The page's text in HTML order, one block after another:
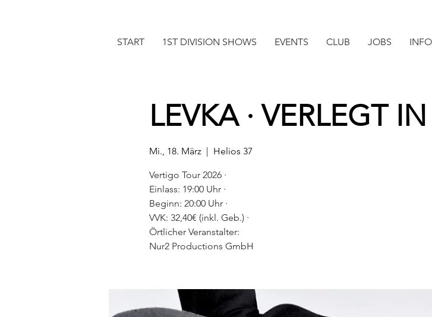
START 1ST DIVISION SHOWS EVENTS CLUB JOBS INFO
LEVKA · VERLEGT
Mi., 18. März
  |
Helios 37
Vertigo Tour 2026 ·
Einlass: 19:00 Uhr ·
Beginn: 20:00 Uhr ·
VVK: 32,40€ (inkl. Geb.) ·
Örtlicher Veranstalter:
Nur2 Productions GmbH